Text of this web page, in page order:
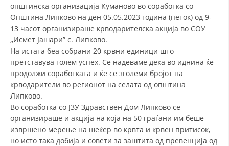
КОНТАКТ ИНФОРМАЦИИ
ЗАКОН ЗА ЦКРМ
СТАТУТ НА ЦКРМ
ОРГАНИЗАЦИЈА И РАЗВОЈ
општинска организација Куманово во соработка со
Општина Липково на ден 05.05.2023 година (петок) од 9-
13 часот организираше крводарителска акција во СОУ
,,Исмет Јашари” с. Липково.
На истата беа собрани 20 крвни единици што
претставува голем успех. Се надеваме дека во иднина ќе
продолжи соработката и ќе се зголеми бројот на
крводарители во регионот на селата од општина
Липково.
Во соработка со ЈЗУ Здравствен Дом Липково се
организираше и акција на која на 50 граѓани им беше
извршено мерење на шеќер во крвта и крвен притисок,
но исто така добија и совети за заштита од превенција од